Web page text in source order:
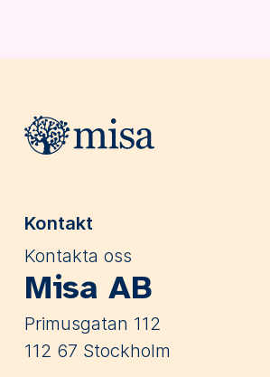
Webbplatsens sidfot
Kontakt
Kontakta oss
Misa AB
Primusgatan 112
112 67 Stockholm